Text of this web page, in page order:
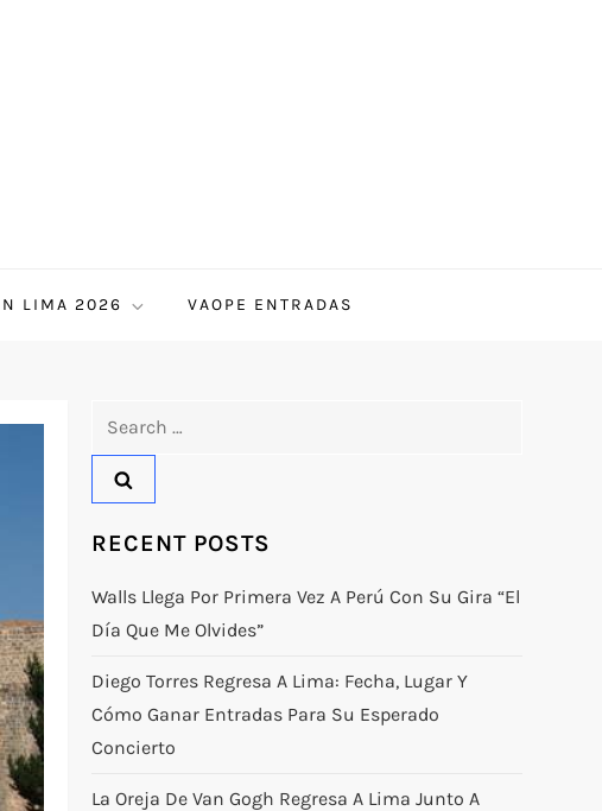
LIMA 2026 VAOPE ENTRADAS
RECENT POSTS
Walls Llega Por Primera Vez A Perú Con Su Gira “El
Día Que Me Olvides”
Diego Torres Regresa A Lima: Fecha, Lugar Y
Cómo Ganar Entradas Para Su Esperado
Concierto
La Oreja De Van Gogh Regresa A Lima Junto A